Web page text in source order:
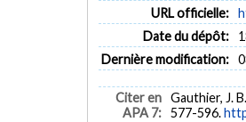
URL officielle:
Date du dépôt:
Dernière modification:
Citer en
APA 7:
Gauthier, J.
577-596.